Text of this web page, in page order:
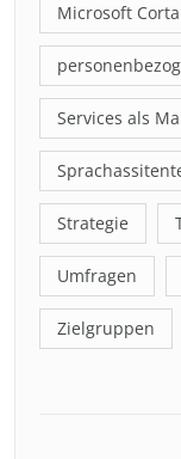
Microsoft
Services als
Strategie
Umfragen
Zielgruppen